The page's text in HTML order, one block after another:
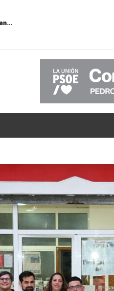
Pedro López Milán denuncia la falta de transparencia de PP-VOX sobre la verdadera situación económica del Ayuntamiento